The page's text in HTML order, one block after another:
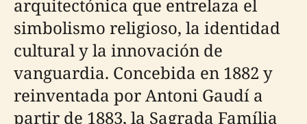
arquitectónica que entrelaza el
simbolismo religioso, la identidad
cultural y la innovación de
vanguardia. Concebida en 1882 y
reinventada por Antoni Gaudí a
partir de 1883, la Sagrada Família